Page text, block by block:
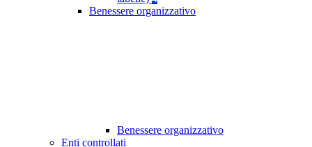
Benessere organizzativo
Benessere organizzativo
Enti controllati